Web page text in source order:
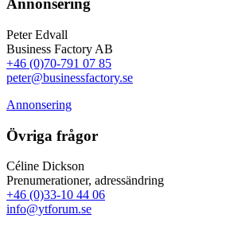
Annonsering
Peter Edvall
Business Factory AB
+46 (0)70-791 07 85
peter@businessfactory.se
Annonsering
Övriga frågor
Céline Dickson
Prenumerationer, adressändring
+46 (0)33-10 44 06
info@ytforum.se